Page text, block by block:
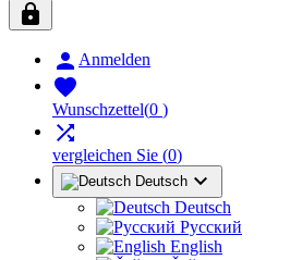

 Anmelden

Wunschzettel(0 )

vergleichen Sie (0)
Deutsch 
Deutsch
Русский
English